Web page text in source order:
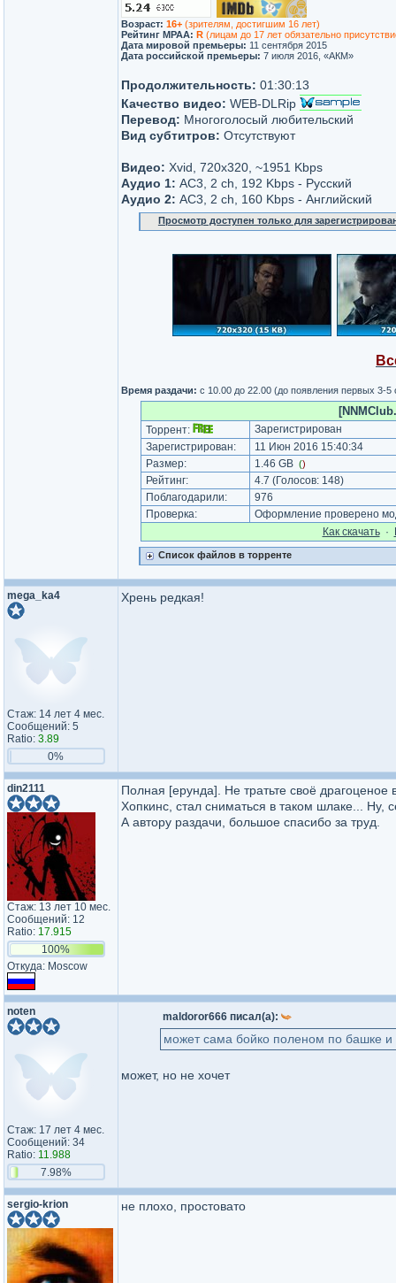
Возраст: 16+ (зрителям, достигшим 16 лет)
Рейтинг MPAA: R (лицам до 17 лет обязательно
Дата мировой премьеры: 11 сентября 2015
Дата российской премьеры: 7 июля 2016, «АКМ»
Продолжительность: 01:30:13
Качество видео: WEB-DLRip
Перевод: Многоголосый любительский
Вид субтитров: Отсутствуют
Видео: Xvid, 720x320, ~1951 Kbps
Аудио 1: AC3, 2 ch, 192 Kbps - Русский
Аудио 2: AC3, 2 ch, 160 Kbps - Английский
Просмотр доступен только для
Время раздачи: с 10.00 до 22.00 (до появления первых 3-5
Торрент:
Зарегистрирован
Зарегистрирован:
11 Июн 2016 15:40:34
Размер:
1.46 GB ()
Рейтинг: 4.7 (Голосов: 148)
Поблагодарили:
976
Проверка:
Оформление проверено
Как cкачать·
Список файлов в торренте
mega_ka4
Стаж: 14 лет 4 мес.
Сообщений: 5
Ratio: 3.89
0%
Хрень редкая!
din2111
Стаж: 13 лет 10 мес.
Сообщений: 12
Ratio: 17.915
100%
Откуда: Moscow
Полная [ерунда]. Не тратьте своё драгоценое
Хопкинс, стал сниматься в таком шлаке... Ну,
А автору раздачи, большое спасибо за труд.
noten
Стаж: 17 лет 4 мес.
Сообщений: 34
Ratio: 11.988
7.98%
maldoror666 писал(а):
может сама бойко поленом по башке и
может, но не хочет
sergio-krion не плохо, простовато